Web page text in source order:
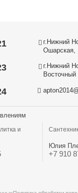
г.Нижний
Ошарская,
г.Нижний
Восточный
и
Юлия
+7 910